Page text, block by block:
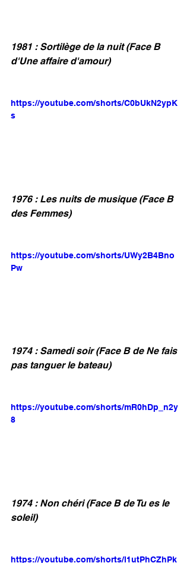
1981 : Sortilège de la nuit (Face B
d'Une affaire d'amour)
https://youtube.com/shorts/C0bUkN2ypK
s
1976 : Les nuits de musique (Face B
des Femmes)
https://youtube.com/shorts/UWy2B4Bno
Pw
1974 : Samedi soir (Face B de Ne fais
pas tanguer le bateau)
https://youtube.com/shorts/mR0hDp_n2y
8
1974 : Non chéri (Face B de Tu es le
soleil)
https://youtube.com/shorts/l1utPhCZhPk